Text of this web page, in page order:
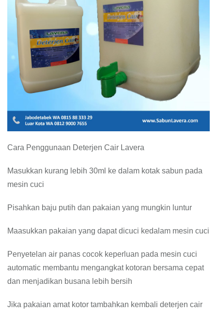
Cara Penggunaan Deterjen Cair Lavera
Masukkan kurang lebih 30ml ke dalam kotak sabun pada
mesin cuci
Pisahkan baju putih dan pakaian yang mungkin luntur
Maasukkan pakaian yang dapat dicuci kedalam mesin cuci
Penyetelan air panas cocok keperluan pada mesin cuci
automatic membantu mengangkat kotoran bersama cepat
dan menjadikan busana lebih bersih
Jika pakaian amat kotor tambahkan kembali deterjen cair